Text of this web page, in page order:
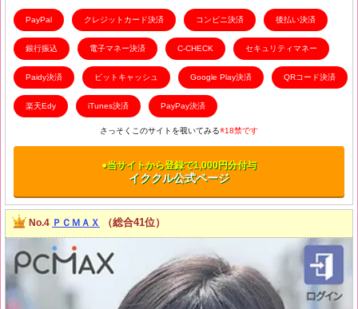
PayPal クレジットカード決済 コンビニ決済 後払い決済
銀行振込 電子マネー決済 C-CHECK セキュリティマネー
Paidy決済 ビットキャッシュ Google Play決済 QRコード決済
楽天Edy iTunes決済 PayPay決済
さっそくこのサイトを覗いてみる※18禁です
●当サイトから登録で1,000円分付与
イククル公式ページ
No.4 ＰＣＭＡＸ （総合41位）